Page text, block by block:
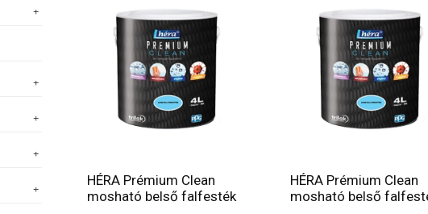
HÉRA Prémium Clean
mosható belső falfesték
HÉRA Prémium Clean
mosható belső